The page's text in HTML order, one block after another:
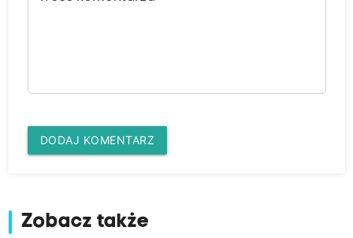
DODAJ KOMENTARZ
Zobacz także